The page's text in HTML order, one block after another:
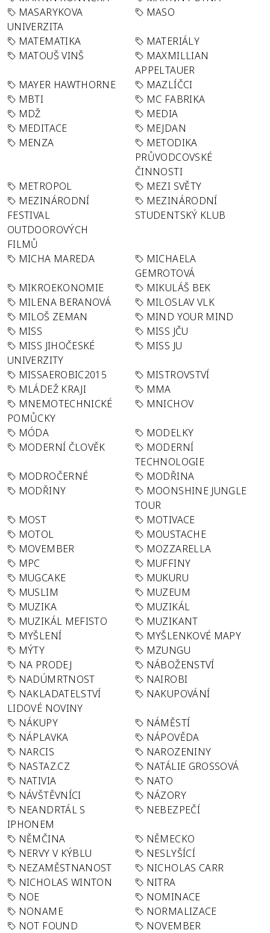
MASARYKOVA
UNIVERZITA
MASO
MATEMATIKA
MATERIÁLY
MATOUŠ VINŠ
MAXMILLIAN
APPELTAUER
MAYER HAWTHORNE
MAZLÍČCI
MBTI
MC FABRIKA
MDŽ
MEDIA
MEDITACE
MEJDAN
MENZA
METODIKA
PRŮVODCOVSKÉ
ČINNOSTI
METROPOL
MEZI SVĚTY
MEZINÁRODNÍ
FESTIVAL
OUTDOOROVÝCH
FILMŮ
MEZINÁRODNÍ
STUDENTSKÝ KLUB
MICHA MAREDA
MICHAELA
GEMROTOVÁ
MIKROEKONOMIE
MIKULÁŠ BEK
MILENA BERANOVÁ
MILOSLAV VLK
MILOŠ ZEMAN
MIND YOUR MIND
MISS
MISS JČU
MISS JIHOČESKÉ
UNIVERZITY
MISS JU
MISSAEROBIC2015
MISTROVSTVÍ
MLÁDEŽ KRAJI
MMA
MNEMOTECHNICKÉ
POMŮCKY
MNICHOV
MÓDA
MODELKY
MODERNÍ ČLOVĚK
MODERNÍ
TECHNOLOGIE
MODROČERNÉ
MODŘINA
MODŘINY
MOONSHINE JUNGLE
TOUR
MOST
MOTIVACE
MOTOL
MOUSTACHE
MOVEMBER
MOZZARELLA
MPC
MUFFINY
MUGCAKE
MUKURU
MUSLIM
MUZEUM
MUZIKA
MUZIKÁL
MUZIKÁL MEFISTO
MUZIKANT
MYŠLENÍ
MYŠLENKOVÉ MAPY
MÝTY
MZUNGU
NA PRODEJ
NÁBOŽENSTVÍ
NADÚMRTNOST
NAIROBI
NAKLADATELSTVÍ
LIDOVÉ NOVINY
NAKUPOVÁNÍ
NÁKUPY
NÁMĚSTÍ
NÁPLAVKA
NÁPOVĚDA
NARCIS
NAROZENINY
NASTAZ.CZ
NATÁLIE GROSSOVÁ
NATIVIA
NATO
NÁVŠTĚVNÍCI
NÁZORY
NEANDRTÁL S
IPHONEM
NEBEZPEČÍ
NĚMČINA
NĚMECKO
NERVY V KÝBLU
NESLYŠÍCÍ
NEZAMĚSTNANOST
NICHOLAS CARR
NICHOLAS WINTON
NITRA
NOE
NOMINACE
NONAME
NORMALIZACE
NOT FOUND
NOVEMBER